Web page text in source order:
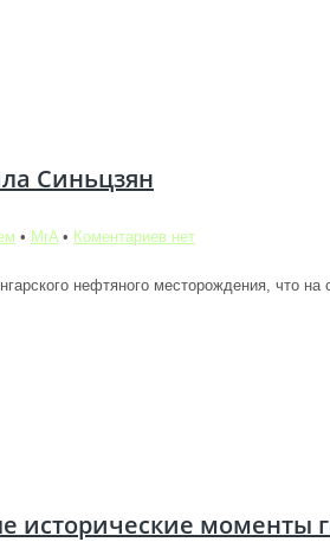
Синьцзян
• MrA • Коментариев нет
нефтяного месторождения, что
моменты